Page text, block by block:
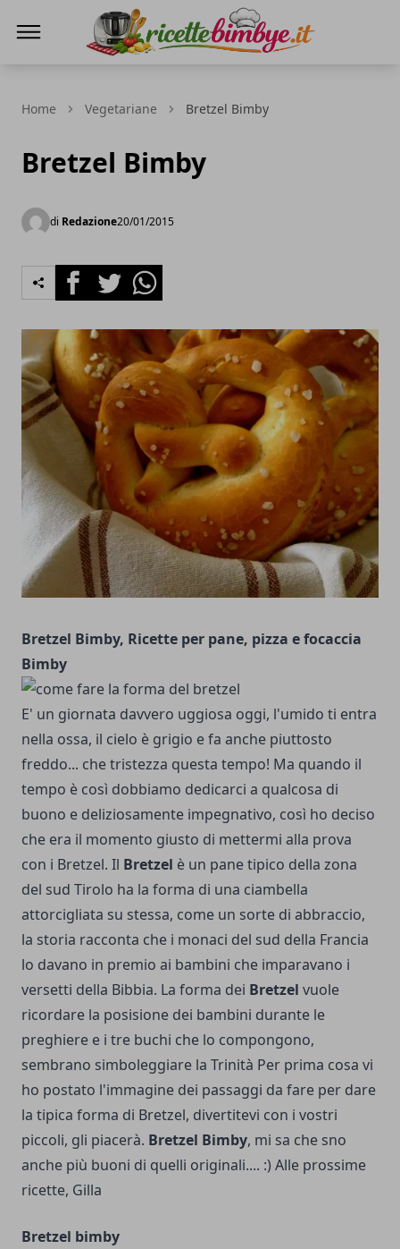
Home Vegetariane Bretzel Bimby
Bretzel Bimby
di Redazione20/01/2015
FacebookTwitterWhatsapp
Bretzel Bimby, Ricette per pane, pizza e focaccia
Bimby
E' un giornata davvero uggiosa oggi, l'umido ti entra
nella ossa, il cielo è grigio e fa anche piuttosto
freddo... che tristezza questa tempo! Ma quando il
tempo è così dobbiamo dedicarci a qualcosa di
buono e deliziosamente impegnativo, così ho deciso
che era il momento giusto di mettermi alla prova
con i Bretzel. Il Bretzel è un pane tipico della zona
del sud Tirolo ha la forma di una ciambella
attorcigliata su stessa, come un sorte di abbraccio,
la storia racconta che i monaci del sud della Francia
lo davano in premio ai bambini che imparavano i
versetti della Bibbia. La forma dei Bretzel vuole
ricordare la posisione dei bambini durante le
preghiere e i tre buchi che lo compongono,
sembrano simboleggiare la Trinità Per prima cosa vi
ho postato l'immagine dei passaggi da fare per dare
la tipica forma di Bretzel, divertitevi con i vostri
piccoli, gli piacerà. Bretzel Bimby, mi sa che sno
anche più buoni di quelli originali.... :) Alle prossime
ricette, Gilla
Bretzel bimby